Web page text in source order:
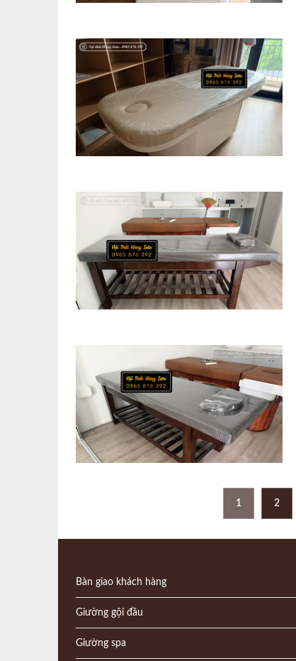
viết
1 2
Bàn giao khách hàng
Giường gội đầu
Giường spa